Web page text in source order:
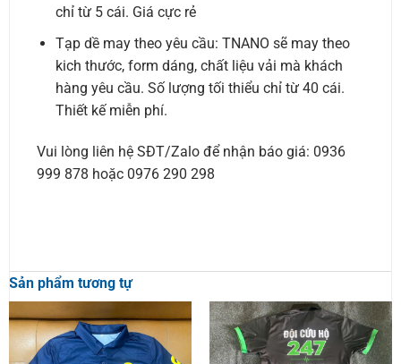
chỉ từ 5 cái. Giá cực rẻ
Tạp dề may theo yêu cầu: TNANO sẽ may theo
kich thước, form dáng, chất liệu vải mà khách
hàng yêu cầu. Số lượng tối thiểu chỉ từ 40 cái.
Thiết kế miễn phí.
Vui lòng liên hệ SĐT/Zalo để nhận báo giá: 0936
999 878 hoặc 0976 290 298
Sản phẩm tương tự